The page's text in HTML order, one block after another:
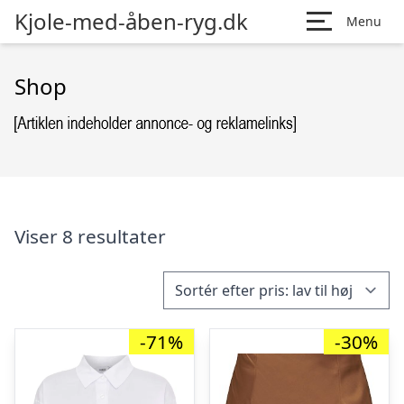
Kjole-med-åben-ryg.dk Menu
Shop
Viser 8 resultater
-71% -30%